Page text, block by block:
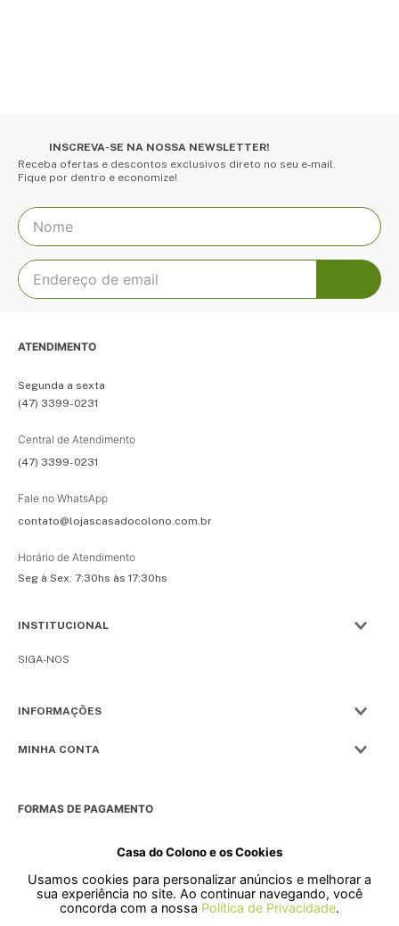
Casa do Colono e os Cookies
Usamos cookies para personalizar anúncios e melhorar a
sua experiência no site. Ao continuar navegando, você
concorda com a nossa Política de Privacidade.
INSCREVA-SE NA NOSSA NEWSLETTER!
Receba ofertas e descontos exclusivos direto no seu e-mail.
Fique por dentro e economize!
ATENDIMENTO
Segunda a sexta
(47) 3399-0231
Central de Atendimento
(47) 3399-0231
Fale no WhatsApp
contato@lojascasadocolono.com.br
Horário de Atendimento
Seg à Sex: 7:30hs às 17:30hs
INSTITUCIONAL
SIGA-NOS
INFORMAÇÕES
MINHA CONTA
FORMAS DE PAGAMENTO
SELOS